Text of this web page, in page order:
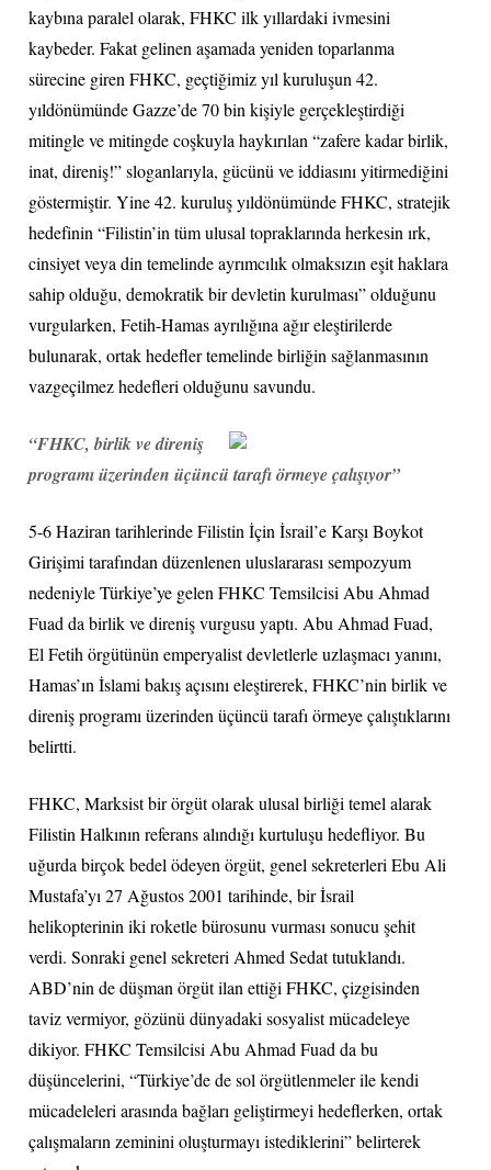
kaybına paralel olarak, FHKC ilk yıllardaki ivmesini
kaybeder. Fakat gelinen aşamada yeniden toparlanma
sürecine giren FHKC, geçtiğimiz yıl kuruluşun 42.
yıldönümünde Gazze’de 70 bin kişiyle gerçekleştirdiği
mitingle ve mitingde coşkuyla haykırılan “zafere kadar birlik,
inat, direniş!” sloganlarıyla, gücünü ve iddiasını yitirmediğini
göstermiştir. Yine 42. kuruluş yıldönümünde FHKC, stratejik
hedefinin “Filistin’in tüm ulusal topraklarında herkesin ırk,
cinsiyet veya din temelinde ayrımcılık olmaksızın eşit haklara
sahip olduğu, demokratik bir devletin kurulması” olduğunu
vurgularken, Fetih-Hamas ayrılığına ağır eleştirilerde
bulunarak, ortak hedefler temelinde birliğin sağlanmasının
vazgeçilmez hedefleri olduğunu savundu.
“FHKC, birlik ve direniş
programı üzerinden üçüncü tarafı örmeye çalışıyor”
5-6 Haziran tarihlerinde Filistin İçin İsrail’e Karşı Boykot
Girişimi tarafından düzenlenen uluslararası sempozyum
nedeniyle Türkiye’ye gelen FHKC Temsilcisi Abu Ahmad
Fuad da birlik ve direniş vurgusu yaptı. Abu Ahmad Fuad,
El Fetih örgütünün emperyalist devletlerle uzlaşmacı yanını,
Hamas’ın İslami bakış açısını eleştirerek, FHKC’nin birlik ve
direniş programı üzerinden üçüncü tarafı örmeye çalıştıklarını
belirtti.
FHKC, Marksist bir örgüt olarak ulusal birliği temel alarak
Filistin Halkının referans alındığı kurtuluşu hedefliyor. Bu
uğurda birçok bedel ödeyen örgüt, genel sekreterleri Ebu Ali
Mustafa’yı 27 Ağustos 2001 tarihinde, bir İsrail
helikopterinin iki roketle bürosunu vurması sonucu şehit
verdi. Sonraki genel sekreteri Ahmed Sedat tutuklandı.
ABD’nin de düşman örgüt ilan ettiği FHKC, çizgisinden
taviz vermiyor, gözünü dünyadaki sosyalist mücadeleye
dikiyor. FHKC Temsilcisi Abu Ahmad Fuad da bu
düşüncelerini, “Türkiye’de de sol örgütlenmeler ile kendi
mücadeleleri arasında bağları geliştirmeyi hedeflerken, ortak
çalışmaların zeminini oluşturmayı istediklerini” belirterek